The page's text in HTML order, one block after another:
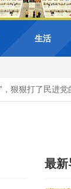
生活
狠打了民进党的脸
最新